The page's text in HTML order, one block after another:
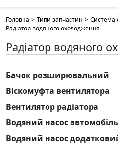
Головна > Типи запчастин > Система
Радіатор водяного охолодження
Радіатор водяного
Бачок розширювальний
Віскомуфта вентилятора
Вентилятор радіатора
Водяний насос
Водяний насос